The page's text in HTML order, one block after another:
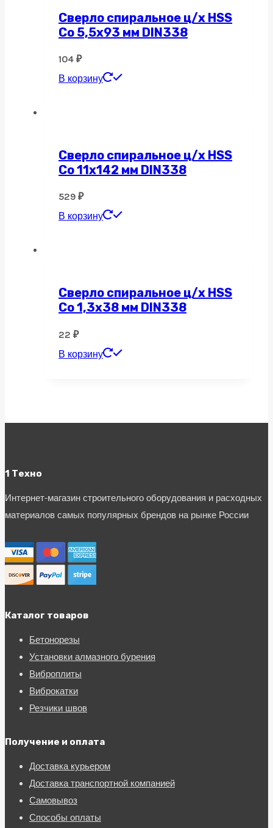
Сверло спиральное ц/х HSS
Co 5,5х93 мм DIN338
104 ₽
В корзину
Сверло спиральное ц/х HSS
Co 11х142 мм DIN338
529 ₽
В корзину
Сверло спиральное ц/х HSS
Co 1,3х38 мм DIN338
22 ₽
В корзину
1 Техно
Интернет-магазин строительного оборудования и расходных
материалов самых популярных брендов на рынке России
Каталог товаров
Бетонорезы
Установки алмазного бурения
Виброплиты
Виброкатки
Резчики швов
Получение и оплата
Доставка курьером
Доставка транспортной компанией
Самовывоз
Способы оплаты